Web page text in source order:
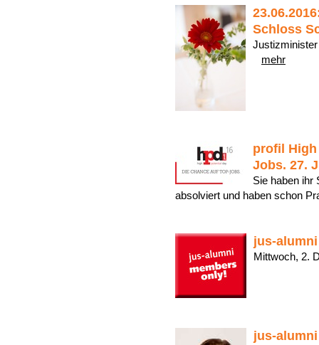
Schloss
mehr
profil High
Jobs. 27.
Sie haben ihr
absolviert und haben schon
jus-
Mittwoch, 2.
jus-